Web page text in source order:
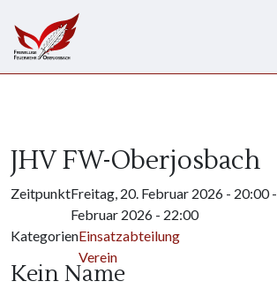
JHV FW-Oberjosbach
ZeitpunktFreitag, 20. Februar 2026 - 20:00-
Februar 2026 - 22:00
KategorienEinsatzabteilung
Verein
Kein Name